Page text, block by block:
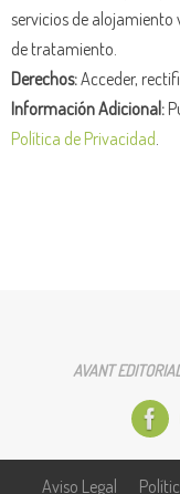
servicios de
de tratamiento.
Derechos:Acceder,
Información Adicional:
Política de Privacidad
AVANT
Aviso Legal